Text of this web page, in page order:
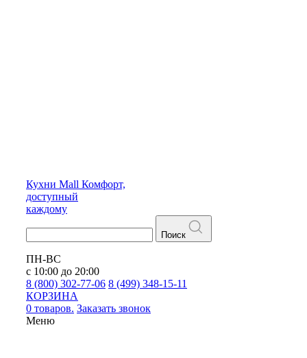
Кухни Mall Комфорт,
доступный
каждому
Поиск
ПН-ВС
с 10:00 до 20:00
8 (800) 302-77-06 8 (499) 348-15-11
КОРЗИНА
0 товаров. Заказать звонок
Меню